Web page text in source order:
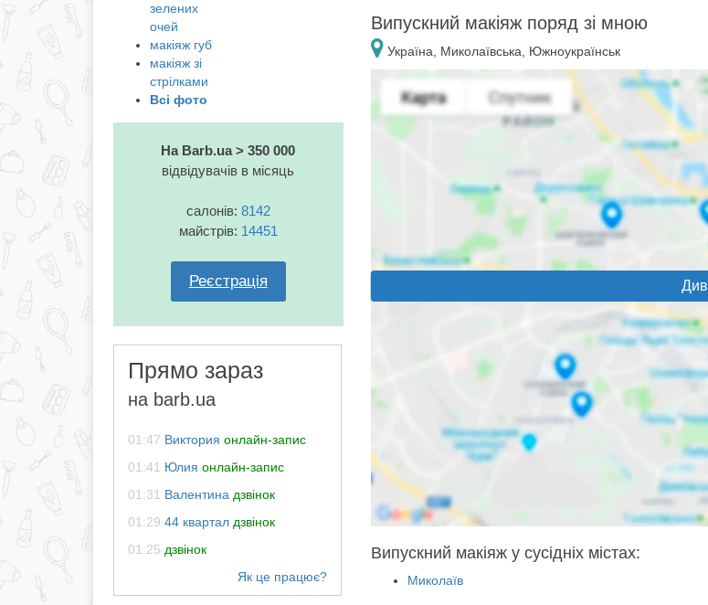
зелених
очей
макіяж губ
макіяж зі
стрілками
Всі фото
На Barb.ua > 350 000
відвідувачів в місяць
салонів: 8142
майстрів: 14451
Реєстрація
Прямо зараз
на barb.ua
01:47 Виктория онлайн-запис
01:41 Юлия онлайн-запис
01:31 Валентина дзвінок
01:29 44 квартал дзвінок
01:25 дзвінок
Випускний макіяж поряд зі мною
Україна, Миколаївська, Южноукраїнськ
Випускний макіяж у сусідніх містах:
Миколаїв